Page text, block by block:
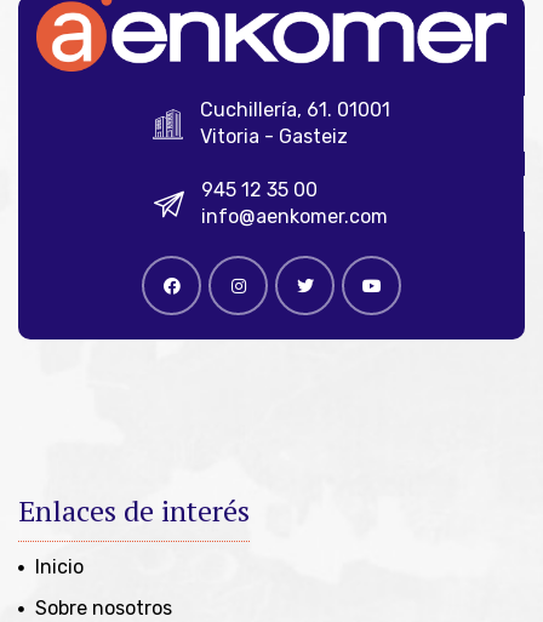
Cuchillería, 61. 01001
Vitoria - Gasteiz
945 12 35 00
info@aenkomer.com
Enlaces de interés
Inicio
Sobre nosotros